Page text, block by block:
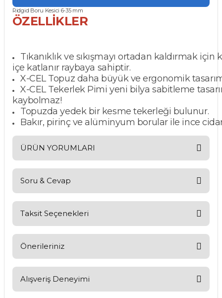
Ridgid Boru Kesici 6-35 mm
ÖZELLİKLER
Tıkanıklık ve sıkışmayı ortadan kaldırmak
içe katlanır raybaya sahiptir.
X-CEL Topuz daha büyük ve ergonomik
X-CEL Tekerlek Pimi yeni bilya sabitleme
kaybolmaz!
Topuzda yedek bir kesme tekerleği bulunur.
Bakır, pirinç ve alüminyum borular ile ince
ÜRÜN YORUMLARI
Bu ürüne ilk yorumu siz yapın!
Soru & Cevap
Ürün hakkında henüz soru sorulmamış.
Taksit Seçenekleri
Önerileriniz
kullanarak tarafımıza iletebilirsiniz.
Görüş ve önerileriniz için teşekkür ederiz.
Alışveriş Deneyimi